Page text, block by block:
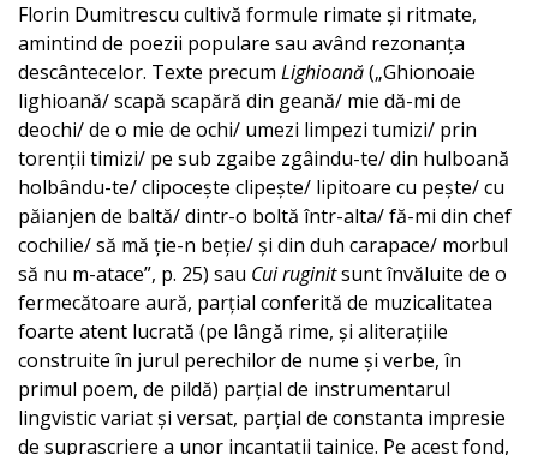
Florin Dumitrescu cultivă formule rimate și ritmate,
amintind de poezii populare sau având rezonanța
descântecelor. Texte precum Lighioană(„Ghionoaie
lighioană/ scapă scapără din geană/ mie dă-mi de
deochi/ de o mie de ochi/ umezi limpezi tumizi/ prin
torenții timizi/ pe sub zgaibe zgâindu-te/ din hulboană
holbându-te/ clipocește clipește/ lipitoare cu pește/ cu
păianjen de baltă/ dintr-o boltă într-alta/ fă-mi din chef
cochilie/ să mă ție-n beție/ și din duh carapace/ morbul
să nu m-atace”, p. 25) sau Cui ruginitsunt învăluite de o
fermecătoare aură, parțial conferită de muzicalitatea
foarte atent lucrată (pe lângă rime, și aliterațiile
construite în jurul perechilor de nume și verbe, în
primul poem, de pildă) parțial de instrumentarul
lingvistic variat și versat, parțial de constanta impresie
de suprascriere a unor incantații tainice. Pe acest fond,